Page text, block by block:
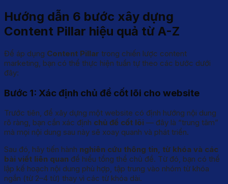
Hướng dẫn 6 bước xây dựng
Content Pillar hiệu quả từ A-Z
Để áp dụng Content Pillar trong chiến lược content
marketing, bạn có thể thực hiện tuần tự theo các bước dưới
đây:
Bước 1: Xác định chủ đề cốt lõi cho website
Trước tiên, để xây dựng một website có định hướng nội dung
rõ ràng, bạn cần xác định chủ đề cốt lõi — đây là “trung tâm”
mà mọi nội dung sau này sẽ xoay quanh và phát triển.
Sau đó, hãy tiến hành nghiên cứu thông tin, từ khóa và các
bài viết liên quan để hiểu tổng thể chủ đề. Từ đó, bạn có thể
lập kế hoạch nội dung phù hợp, tập trung vào nhóm từ khóa
ngắn (từ 2–4 từ) thay vì các từ khóa dài.